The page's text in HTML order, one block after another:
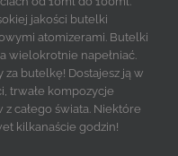
jakości butelki
atomizerami. Butelki
wielokrotnie napełniać.
butelkę! Dostajesz ją w
trwałe kompozycje
całego świata. Niektóre
kilkanaście godzin!